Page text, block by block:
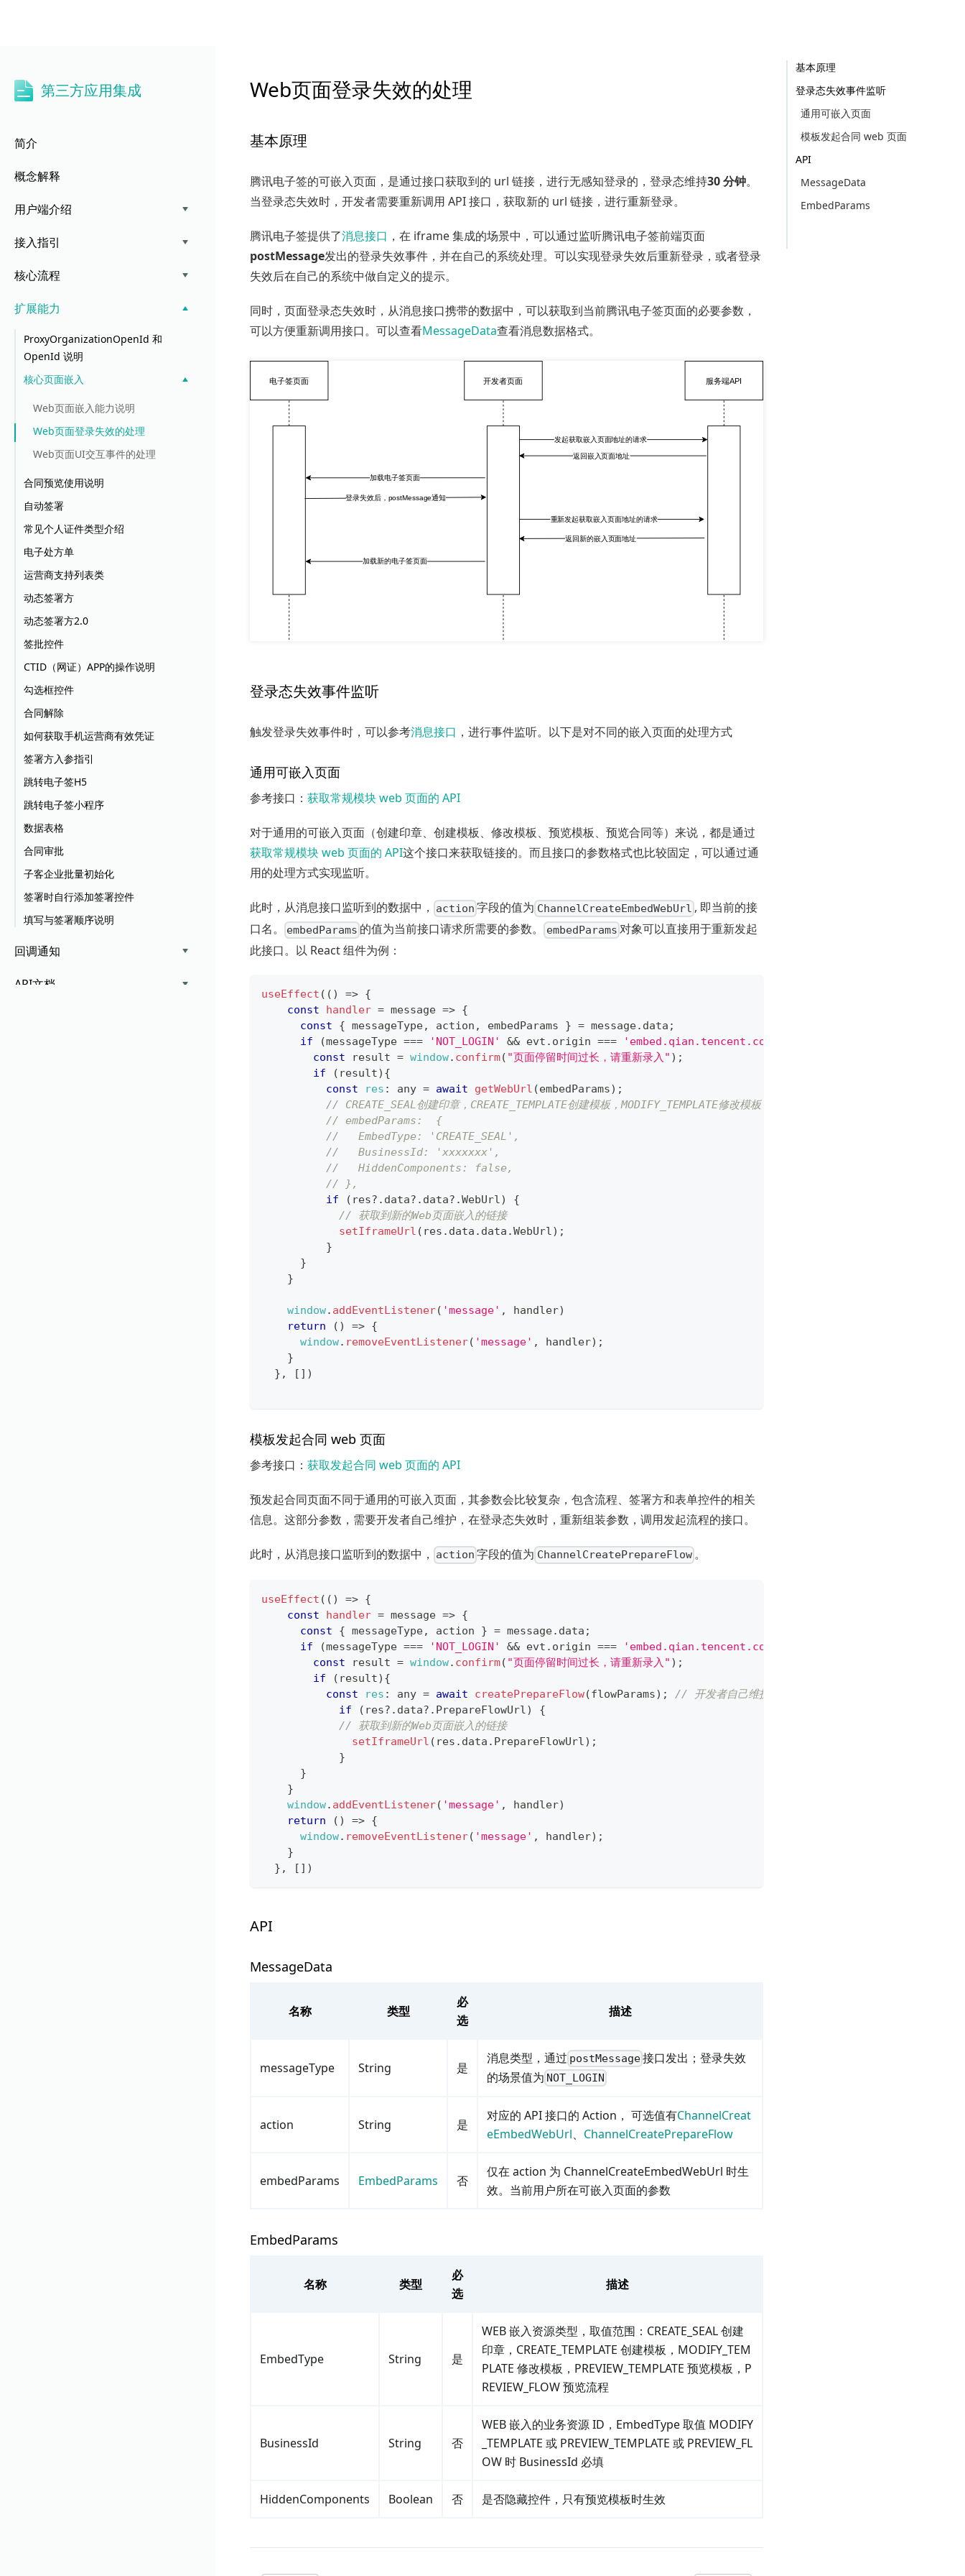
第三方应用集成
简介
概念解释
用户端介绍
接入指引
核心流程
扩展能力
ProxyOrganizationOpenId 和
OpenId 说明
核心页面嵌入
Web页面嵌入能力说明
Web页面登录失效的处理
Web页面UI交互事件的处理
合同预览使用说明
自动签署
常见个人证件类型介绍
电子处方单
运营商支持列表类
动态签署方
动态签署方2.0
签批控件
CTID（网证）APP的操作说明
勾选框控件
合同解除
如何获取手机运营商有效凭证
签署方入参指引
跳转电子签H5
跳转电子签小程序
数据表格
合同审批
子客企业批量初始化
签署时自行添加签署控件
填写与签署顺序说明
回调通知
API文档
Web页面登录失效的处理
基本原理
腾讯电子签的可嵌入页面，是通过接口获取到的 url 链接，进行无感知登录的，登录态维持30 分钟。
当登录态失效时，开发者需要重新调用 API 接口，获取新的 url 链接，进行重新登录。
腾讯电子签提供了消息接口 ，在 iframe 集成的场景中，可以通过监听腾讯电子签前端页面
postMessage发出的登录失效事件，并在自己的系统处理。可以实现登录失效后重新登录，或者登录
失效后在自己的系统中做自定义的提示。
同时，页面登录态失效时，从消息接口携带的数据中，可以获取到当前腾讯电子签页面的必要参数，
可以方便重新调用接口。可以查看MessageData查看消息数据格式。
登录态失效事件监听
触发登录失效事件时，可以参考消息接口 ，进行事件监听。以下是对不同的嵌入页面的处理方式
通用可嵌入页面
参考接口： 获取常规模块 web 页面的 API
对于通用的可嵌入页面（创建印章、创建模板、修改模板、预览模板、预览合同等）来说，都是通过
获取常规模块 web 页面的 API这个接口来获取链接的。而且接口的参数格式也比较固定，可以通过通
用的处理方式实现监听。
此时，从消息接口监听到的数据中， action 字段的值为 ChannelCreateEmbedWebUrl , 即当前的接
口名。
embedParams 的值为当前接口请求所需要的参数。 embedParams 对象可以直接用于重新发起
此接口。以 React 组件为例：
useEffect ( ( ) => {
const
handler = message => {
const
{ messageType, action , embedParams } = message. data ;
if
(messageType === 'NOT_LOGIN' && evt . origin === 'embed.qian.tencent.com'
const result = window. confirm( "页面停留时间过长，请重新录入" ) ;
if
( result) {
const
res : any = await getWebUrl (embedParams) ;
// CREATE_SEAL创建印章，CREATE_TEMPLATE创建模板，MODIFY_TEMPLATE修改模板，PREVIEW_TEMPLATE预览模板，
// embedParams:  {
//   EmbedType: 'CREATE_SEAL',
//   BusinessId: 'xxxxxxx',
//   HiddenComponents: false,
// },
if
( res?. data?. data?.WebUrl)
{
// 获取到新的Web页面嵌入的链接
setIframeUrl ( res . data . data .WebUrl) ;
}
}
}
window. addEventListener( 'message' , handler)
return
( ) => {
window. removeEventListener( 'message' , handler) ;
}
} , [ ] )
模板发起合同 web 页面
参考接口： 获取发起合同 web 页面的 API
预发起合同页面不同于通用的可嵌入页面，其参数会比较复杂，包含流程、签署方和表单控件的相关
信息。这部分参数，需要开发者自己维护，在登录态失效时，重新组装参数，调用发起流程的接口。
此时，从消息接口监听到的数据中， action 字段的值为 ChannelCreatePrepareFlow 。
useEffect ( ( ) => {
const
handler = message => {
const
{ messageType, action } = message. data ;
if
(messageType === 'NOT_LOGIN' && evt . origin === 'embed.qian.tencent.com'
const result = window. confirm( "页面停留时间过长，请重新录入" ) ;
if
( result) {
const
res : any = await createPrepareFlow(flowParams) ;
// 开发者自己维护流程参数
if
( res?. data?. PrepareFlowUrl)
{
// 获取到新的Web页面嵌入的链接
setIframeUrl ( res . data . PrepareFlowUrl) ;
}
}
}
window. addEventListener( 'message' , handler)
return
( ) => {
window. removeEventListener( 'message' , handler) ;
}
} , [ ] )
API
MessageData
名称 类型
必
选
描述
messageType String 是
消息类型，通过 postMessage接口发出；登录失效
的场景值为 NOT_LOGIN
action String 是
对应的 API 接口的 Action， 可选值有ChannelCreat
eEmbedWebUrl、 ChannelCreatePrepareFlow
embedParams EmbedParams 否
仅在 action 为 ChannelCreateEmbedWebUrl 时生
效。当前用户所在可嵌入页面的参数
EmbedParams
名称 类型
必
选
描述
EmbedType String 是
WEB 嵌入资源类型，取值范围：CREATE_SEAL 创建
印章，CREATE_TEMPLATE 创建模板，MODIFY_TEM
PLATE 修改模板，PREVIEW_TEMPLATE 预览模板，P
REVIEW_FLOW 预览流程
BusinessId String 否
WEB 嵌入的业务资源 ID，EmbedType 取值 MODIFY
_TEMPLATE 或 PREVIEW_TEMPLATE 或 PREVIEW_FL
OW 时 BusinessId 必填
HiddenComponents Boolean 否 是否隐藏控件，只有预览模板时生效
基本原理
登录态失效事件监听
通用可嵌入页面
模板发起合同 web 页面
API
MessageData
EmbedParams